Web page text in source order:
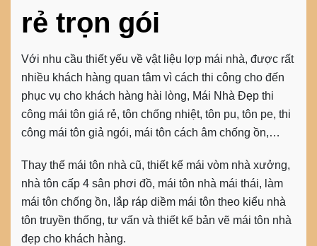
rẻ trọn gói
Với nhu cầu thiết yếu về vật liệu lợp mái nhà, được rất
nhiều khách hàng quan tâm vì cách thi công cho đến
phục vụ cho khách hàng hài lòng, Mái Nhà Đẹp thi
công mái tôn giá rẻ, tôn chống nhiệt, tôn pu, tôn pe, thi
công mái tôn giả ngói, mái tôn cách âm chống ồn,…
Thay thế mái tôn nhà cũ, thiết kế mái vòm nhà xưởng,
nhà tôn cấp 4 sân phơi đồ, mái tôn nhà mái thái, làm
mái tôn chống ồn, lắp ráp diềm mái tôn theo kiểu nhà
tôn truyền thống, tư vấn và thiết kế bản vẽ mái tôn nhà
đẹp cho khách hàng.